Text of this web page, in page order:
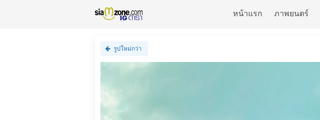
หน้าแรก ภาพยนตร์
รูปใหม่กว่า